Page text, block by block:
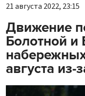
21 августа 2022, 23:15
Движение
Болотной и
августа из-